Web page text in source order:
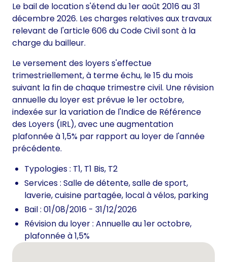
Le bail de location s'étend du 1er août 2016 au 31
décembre 2026. Les charges relatives aux travaux
relevant de l'article 606 du Code Civil sont à la
charge du bailleur.
Le versement des loyers s'effectue
trimestriellement, à terme échu, le 15 du mois
suivant la fin de chaque trimestre civil. Une révision
annuelle du loyer est prévue le 1er octobre,
indexée sur la variation de l'Indice de Référence
des Loyers (IRL), avec une augmentation
plafonnée à 1,5% par rapport au loyer de l'année
précédente.
Typologies : T1, T1 Bis, T2
Services : Salle de détente, salle de sport,
laverie, cuisine partagée, local à vélos, parking
Bail : 01/08/2016 - 31/12/2026
Révision du loyer : Annuelle au 1er octobre,
plafonnée à 1,5%